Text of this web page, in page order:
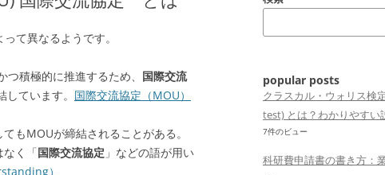
て異なるようです。
積極的に推進するため、 国際交流
ています。 国際交流協定（MOU）
もMOUが締結されることがある。
なく「国際交流協定 」などの語が用い
）
popular posts
クラスカル・ウォリス検
test) とは？わかりやすい
7件のビュー
科研費申請書の書き方：